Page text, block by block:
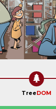
TreeDOM